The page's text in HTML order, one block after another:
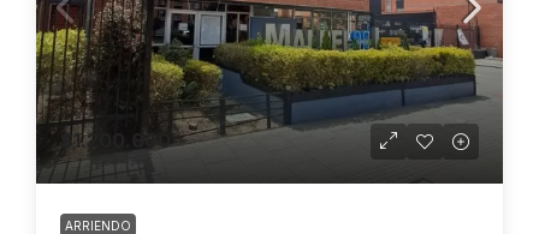
$1.200.000
ARRIENDO